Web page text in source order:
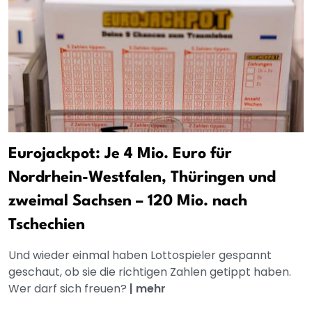
Eurojackpot: Je 4 Mio. Euro für
Nordrhein-Westfalen, Thüringen und
zweimal Sachsen – 120 Mio. nach
Tschechien
Und wieder einmal haben Lottospieler gespannt
geschaut, ob sie die richtigen Zahlen getippt haben.
Wer darf sich freuen? | mehr